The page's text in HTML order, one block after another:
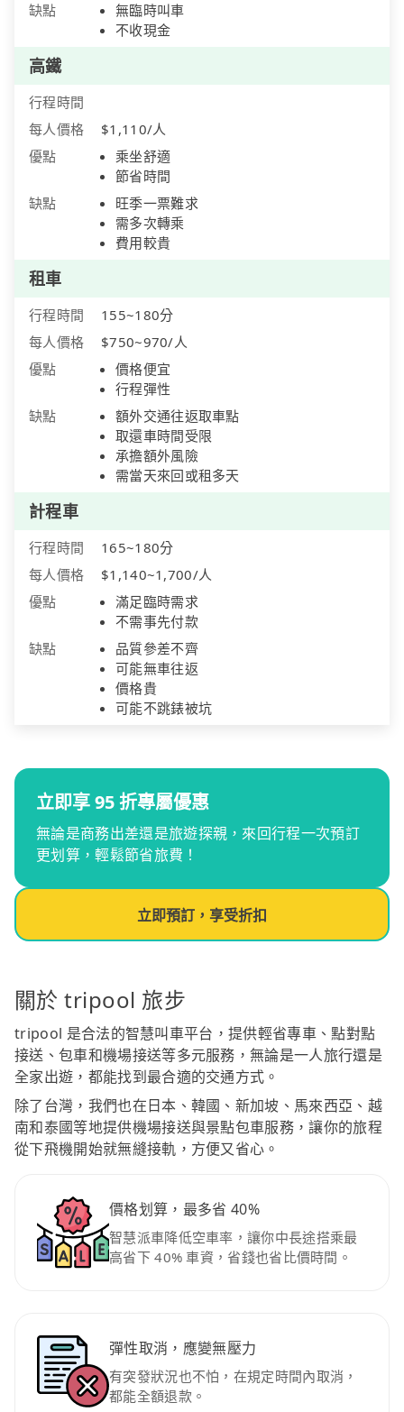
缺點
無臨時叫車
不收現金
高鐵
行程時間
每人價格
$1,110/人
優點
乘坐舒適
節省時間
缺點
旺季一票難求
需多次轉乘
費用較貴
租車
行程時間
155~180分
每人價格
$750~970/人
優點
價格便宜
行程彈性
缺點
額外交通往返取車點
取還車時間受限
承擔額外風險
需當天來回或租多天
計程車
行程時間
165~180分
每人價格
$1,140~1,700/人
優點
滿足臨時需求
不需事先付款
缺點
品質參差不齊
可能無車往返
價格貴
可能不跳錶被坑
立即享 95 折專屬優惠
無論是商務出差還是旅遊探親，來回行程一次預訂
更划算，輕鬆節省旅費！
立即預訂，享受折扣
關於 tripool 旅步
tripool 是合法的智慧叫車平台，提供輕省專車、點對點
接送、包車和機場接送等多元服務，無論是一人旅行還是
全家出遊，都能找到最合適的交通方式。
除了台灣，我們也在日本、韓國、新加坡、馬來西亞、越
南和泰國等地提供機場接送與景點包車服務，讓你的旅程
從下飛機開始就無縫接軌，方便又省心。
價格划算，最多省 40%
智慧派車降低空車率，讓你中長途搭乘最
高省下 40% 車資，省錢也省比價時間。
彈性取消，應變無壓力
有突發狀況也不怕，在規定時間內取消，
都能全額退款。